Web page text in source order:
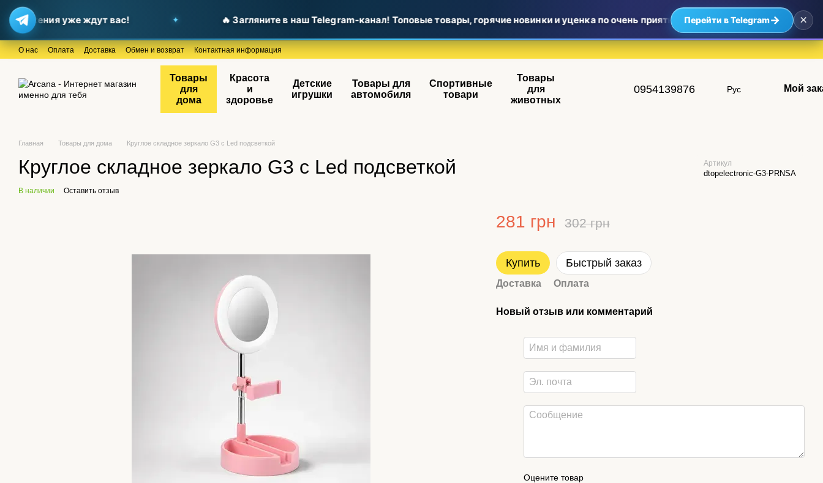
уже ждут вас! 🔥 Загляните в наш Telegram-канал! Топовые товары, горячие новинки и уценка по очень приятным ценам — самые выгодные
Перейти в Telegram→ ×
Перейти к основному контенту
О нас Оплата Доставка Обмен и возврат Контактная информация
Товары
для
дома
Красота
и
здоровье
Детские
игрушки
Товары для
автомобиля
Спортивные
товари
Товары
для
животных
0954139876 Рус Мой
Главная Товары для дома Круглое складное зеркало G3 с Led подсветкой
Круглое складное зеркало G3 с Led подсветкой Артикул
dtopelectronic-G3-PRNSA
В наличии Оставить отзыв
281 грн 302 грн
Купить Быстрый заказ
Доставка Оплата
Новый отзыв или комментарий
Оцените товар